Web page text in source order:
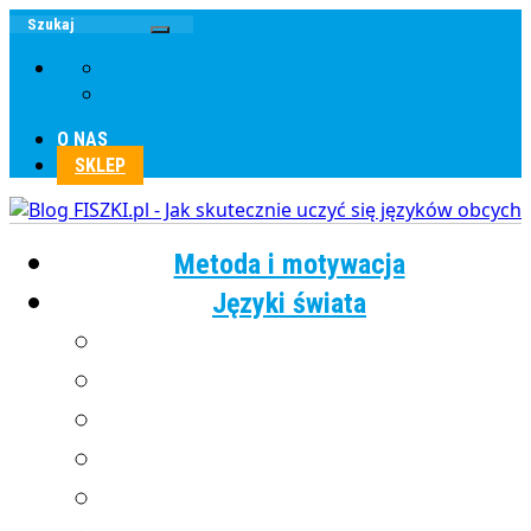
O NAS
SKLEP
Metoda i motywacja
Języki świata